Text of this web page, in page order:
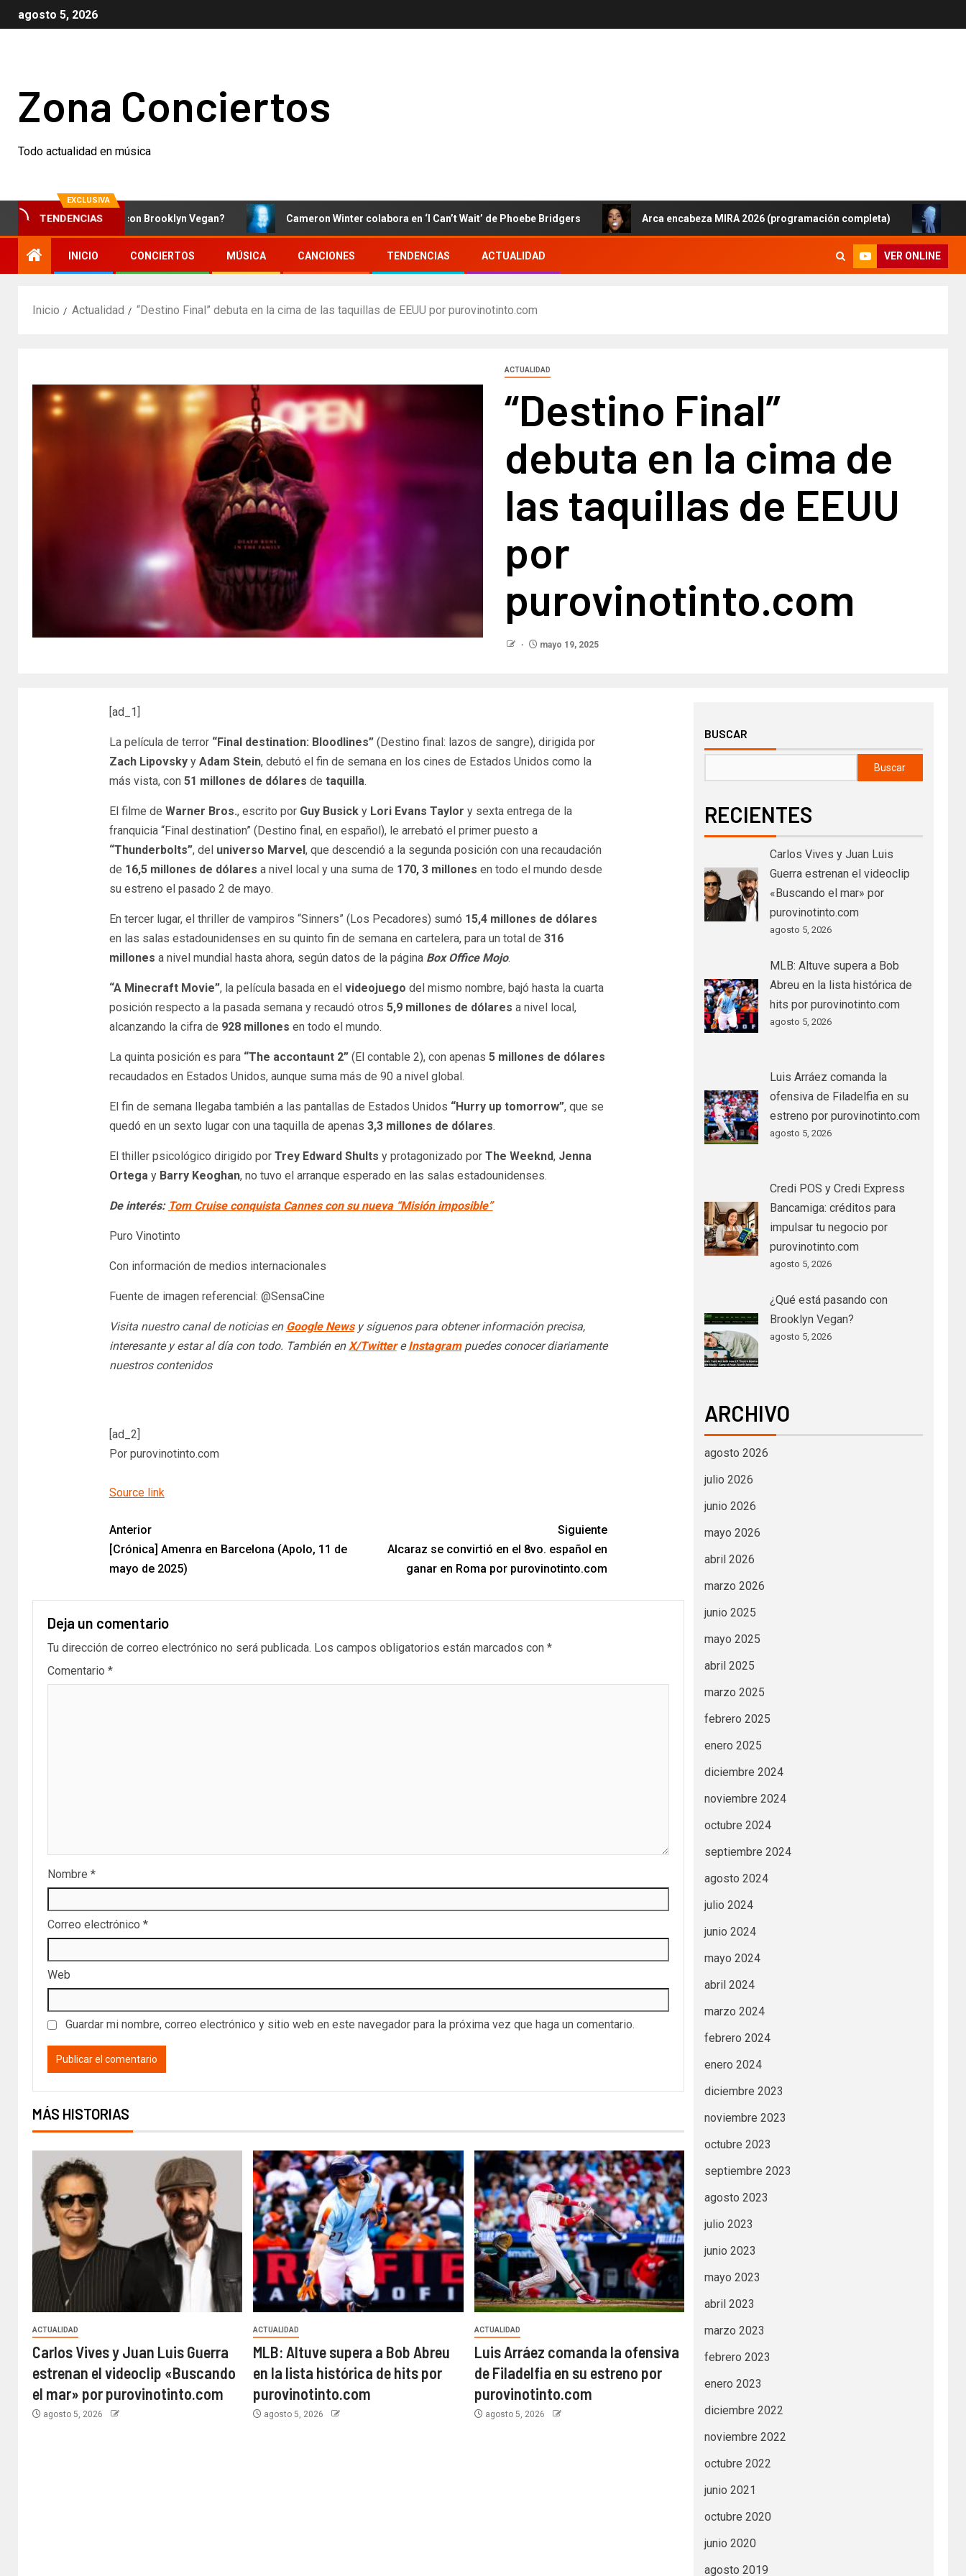
agosto 5, 2026
Zona Conciertos
Todo actualidad en música
EXCLUSIVA
TENDENCIAS
está pasando con Brooklyn Vegan? Cameron Winter colabora en ‘I Can’t Wait’ de Phoebe Bridgers Arca encabeza MIRA 2026 (programación completa)
INICIO CONCIERTOS MÚSICA CANCIONES TENDENCIAS ACTUALIDAD VER ONLINE
Inicio Actualidad “Destino Final” debuta en la cima de las taquillas de EEUU por purovinotinto.com
ACTUALIDAD
“Destino Final”
debuta en la cima de
las taquillas de EEUU
por
purovinotinto.com
mayo 19, 2025
[ad_1]
La película de terror “Final destination: Bloodlines”(Destino final: lazos de sangre), dirigida por
Zach Lipovskyy Adam Stein, debutó el fin de semana en los cines de Estados Unidos como la
más vista, con 51 millones de dólares de taquilla.
El filme de Warner Bros., escrito por Guy Busick y Lori Evans Taylor y sexta entrega de la
franquicia “Final destination” (Destino final, en español), le arrebató el primer puesto a
“Thunderbolts”, del universo Marvel, que descendió a la segunda posición con una recaudación
de 16,5 millones de dólares a nivel local y una suma de 170, 3 millones en todo el mundo desde
su estreno el pasado 2 de mayo.
En tercer lugar, el thriller de vampiros “Sinners” (Los Pecadores) sumó 15,4 millones de dólares
en las salas estadounidenses en su quinto fin de semana en cartelera, para un total de 316
millones a nivel mundial hasta ahora, según datos de la páginaBox Office Mojo.
“A Minecraft Movie”, la película basada en elvideojuego del mismo nombre, bajó hasta la cuarta
posición respecto a la pasada semana y recaudó otros 5,9 millones de dólares a nivel local,
alcanzando la cifra de 928 millones en todo el mundo.
La quinta posición es para “The accontaunt 2”(El contable 2), con apenas 5 millones de dólares
recaudados en Estados Unidos, aunque suma más de 90 a nivel global.
El fin de semana llegaba también a las pantallas de Estados Unidos “Hurry up tomorrow”, que se
quedó en un sexto lugar con una taquilla de apenas 3,3 millones de dólares.
El thiller psicológico dirigido por Trey Edward Shults y protagonizado por The Weeknd, Jenna
Ortegay Barry Keoghan, no tuvo el arranque esperado en las salas estadounidenses.
De interés: Tom Cruise conquista Cannes con su nueva “Misión imposible”
Puro Vinotinto
Con información de medios internacionales
Fuente de imagen referencial: @SensaCine
Visita nuestro canal de noticias en Google Newsy síguenos para obtener información precisa,
interesante y estar al día con todo. También enX/TwittereInstagrampuedes conocer diariamente
nuestros contenidos
[ad_2]
Por purovinotinto.com
Source link
Anterior
[Crónica] Amenra en Barcelona (Apolo, 11 de
mayo de 2025)
Siguiente
Alcaraz se convirtió en el 8vo. español en
ganar en Roma por purovinotinto.com
Deja un comentario
Tu dirección de correo electrónico no será publicada. Los campos obligatorios están marcados con *
Comentario *
Nombre *
Correo electrónico *
Web
Guardar mi nombre, correo electrónico y sitio web en este navegador para la próxima vez que haga un comentario.
MÁS HISTORIAS
ACTUALIDAD
Carlos Vives y Juan Luis Guerra
estrenan el videoclip «Buscando
el mar» por purovinotinto.com
agosto 5, 2026
ACTUALIDAD
MLB: Altuve supera a Bob Abreu
en la lista histórica de hits por
purovinotinto.com
agosto 5, 2026
ACTUALIDAD
Luis Arráez comanda la ofensiva
de Filadelfia en su estreno por
purovinotinto.com
agosto 5, 2026
BUSCAR
Buscar
RECIENTES
Carlos Vives y Juan Luis
Guerra estrenan el videoclip
«Buscando el mar» por
purovinotinto.com
agosto 5, 2026
MLB: Altuve supera a Bob
Abreu en la lista histórica de
hits por purovinotinto.com
agosto 5, 2026
Luis Arráez comanda la
ofensiva de Filadelfia en su
estreno por purovinotinto.com
agosto 5, 2026
Credi POS y Credi Express
Bancamiga: créditos para
impulsar tu negocio por
purovinotinto.com
agosto 5, 2026
¿Qué está pasando con
Brooklyn Vegan?
agosto 5, 2026
ARCHIVO
agosto 2026
julio 2026
junio 2026
mayo 2026
abril 2026
marzo 2026
junio 2025
mayo 2025
abril 2025
marzo 2025
febrero 2025
enero 2025
diciembre 2024
noviembre 2024
octubre 2024
septiembre 2024
agosto 2024
julio 2024
junio 2024
mayo 2024
abril 2024
marzo 2024
febrero 2024
enero 2024
diciembre 2023
noviembre 2023
octubre 2023
septiembre 2023
agosto 2023
julio 2023
junio 2023
mayo 2023
abril 2023
marzo 2023
febrero 2023
enero 2023
diciembre 2022
noviembre 2022
octubre 2022
junio 2021
octubre 2020
junio 2020
agosto 2019